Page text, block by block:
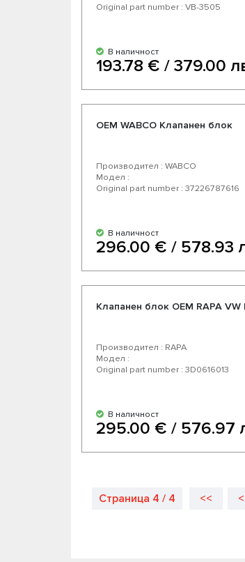
Original part number : VB-3505
В наличност
193.78 € / 379.00
OEM WABCO Клапанен блок
Производител : WABCO
Модел :
Original part number : 37226787616
В наличност
296.00 € / 578.93
Клапанен блок OEM RAPA
Производител : RAPA
Модел :
Original part number : 3D0616013
В наличност
295.00 € / 576.97
Страница 4 / 4 << <